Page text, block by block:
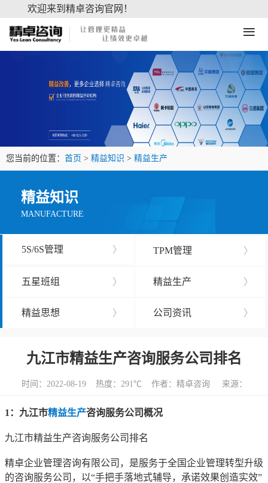
欢迎来到精卓咨询官网！
≡
您当前的位置： 首页 > 精益知识 > 精益生产
精益知识
MANUFACTURE
5S/6S管理 〉 TPM管理 〉
五星班组 〉 精益生产 〉
精益思想 〉 公司资讯 〉
九江市精益生产咨询服务公司排名
时间：2022-08-19 热度： 291℃ 作者：精卓咨询 来源：
1：九江市精益生产咨询服务公司概况
九江市精益生产咨询服务公司排名
精卓企业管理咨询有限公司，是服务于全国企业管理转型升级
的咨询服务公司，以“手把手落地式辅导，承诺效果创造实效”